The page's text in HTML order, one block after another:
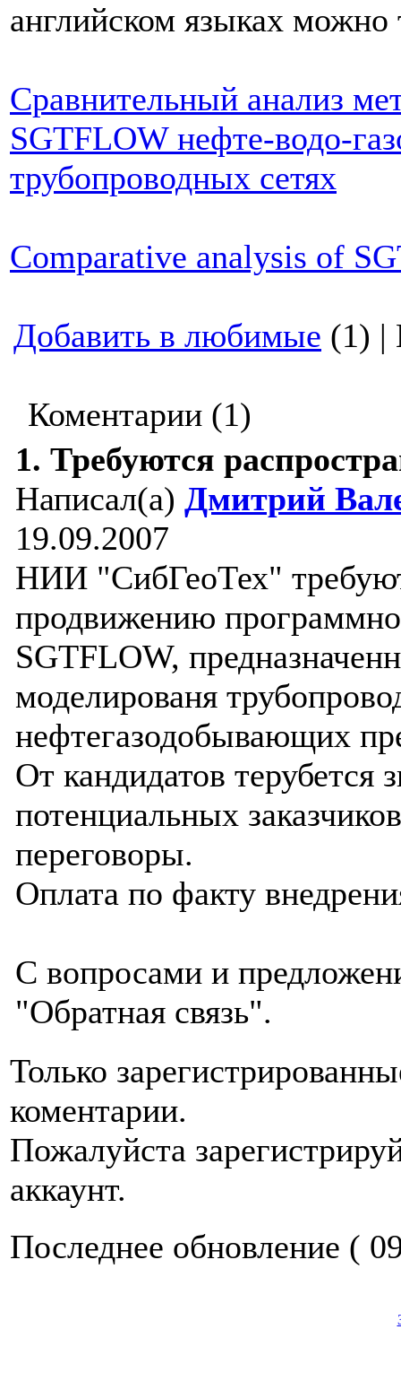
английском языках можно
Сравнительный анализ
SGTFLOW нефте-водо-
трубопроводных сетях
Comparative analysis of
Добавить в любимые (1) |
Коментарии (1)
1. Требуются
Написал(а) Дмитрий
19.09.2007
НИИ "СибГеоТех"
продвижению
SGTFLOW,
моделированя
нефтегазодобывающих
От кандидатов терубется
потенциальных
переговоры.
Оплата по факту
С вопросами и
"Обратная связь".
Только
коментарии.
Пожалуйста
аккаунт.
Последнее обновление (